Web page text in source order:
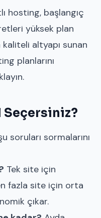
hosting, başlangıç
yüksek plan
altyapı sunan
planlarını
Seçersiniz?
soruları sormalarını
Tek site için
fazla site için orta
çıkar.